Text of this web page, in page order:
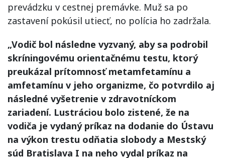
prevádzku v cestnej premávke. Muž sa po
zastavení pokúsil utiecť, no polícia ho zadržala.
„Vodič bol následne vyzvaný, aby sa podrobil
skríningovému orientačnému testu, ktorý
preukázal prítomnosť metamfetamínu a
amfetamínu v jeho organizme, čo potvrdilo aj
následné vyšetrenie v zdravotníckom
zariadení. Lustráciou bolo zistené, že na
vodiča je vydaný príkaz na dodanie do Ústavu
na výkon trestu odňatia slobody a Mestský
súd Bratislava I na neho vydal príkaz na